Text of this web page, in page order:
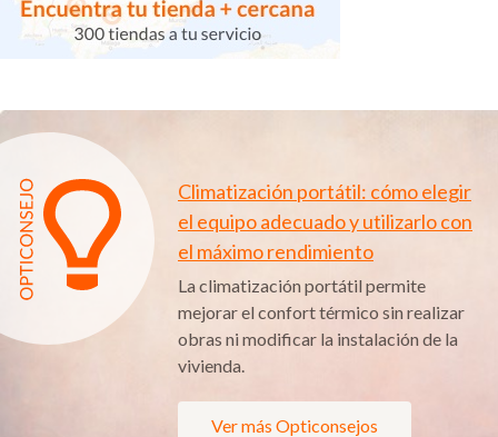
Climatización portátil: cómo elegir
el equipo adecuado y utilizarlo con
el máximo rendimiento
La climatización portátil permite
mejorar el confort térmico sin realizar
obras ni modificar la instalación de la
vivienda.
Ver más Opticonsejos